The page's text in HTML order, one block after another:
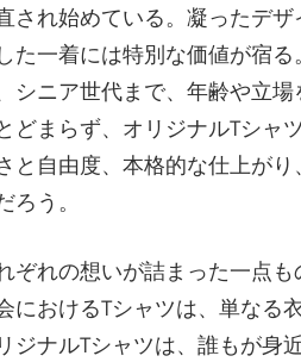
され始めている。凝ったデ
た一着には特別な価値が宿
シニア世代まで、年齢や立
どまらず、オリジナルTシャ
と自由度、本格的な仕上が
ろう。
ぞれの想いが詰まった一点
におけるTシャツは、単なる
ジナルTシャツは、誰もが身